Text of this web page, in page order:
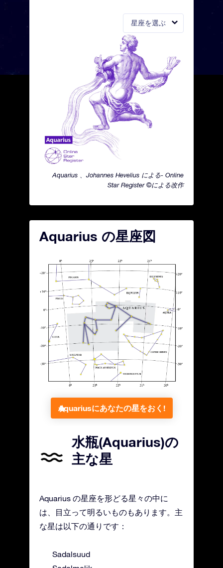
星座を選ぶ
Aquarius 、Johannes Hevelius による- Online
Star Register ©による改作
Aquarius の星座図
Aquariusにあなたの星をおく!
水瓶(Aquarius)の
主な星
Aquarius の星座を形どる星々の中に
は、目立って明るいものもあります。主
な星は以下の通りです：
Sadalsuud